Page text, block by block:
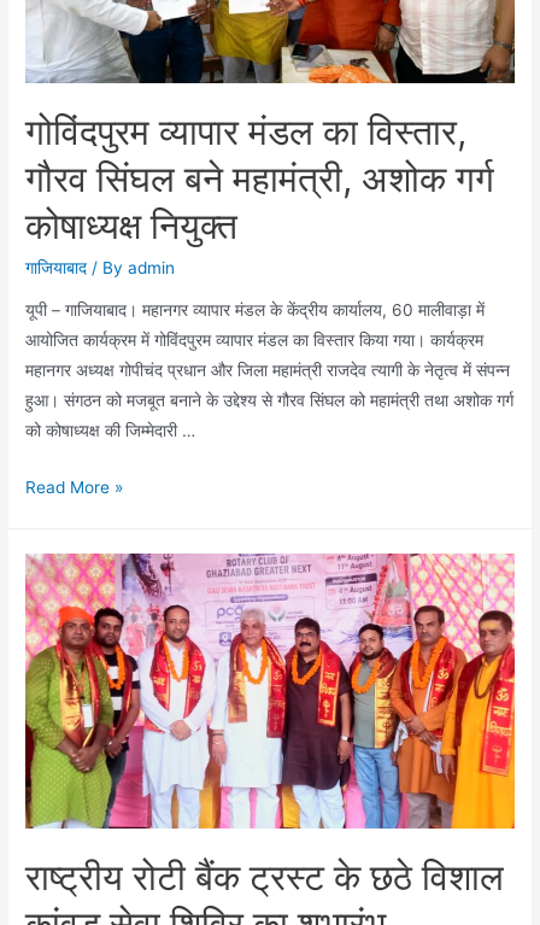
जीता
प्रथम
स्थान
गोविंदपुरम व्यापार मंडल का विस्तार,
गौरव सिंघल बने महामंत्री, अशोक गर्ग
कोषाध्यक्ष नियुक्त
गाजियाबाद / Byadmin
यूपी – गाजियाबाद। महानगर व्यापार मंडल के केंद्रीय कार्यालय, 60 मालीवाड़ा में
आयोजित कार्यक्रम में गोविंदपुरम व्यापार मंडल का विस्तार किया गया। कार्यक्रम
महानगर अध्यक्ष गोपीचंद प्रधान और जिला महामंत्री राजदेव त्यागी के नेतृत्व में संपन्न
हुआ। संगठन को मजबूत बनाने के उद्देश्य से गौरव सिंघल को महामंत्री तथा अशोक गर्ग
को कोषाध्यक्ष की जिम्मेदारी …
गोविंदपुरम
का
विस्तार,
गौरव
सिंघल
बने
महामंत्री,
अशोक
गर्ग
कोषाध्यक्ष
Read More »
राष्ट्रीय रोटी बैंक ट्रस्ट के छठे विशाल